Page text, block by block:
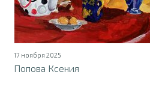
17 ноября 2025
Попова Ксения